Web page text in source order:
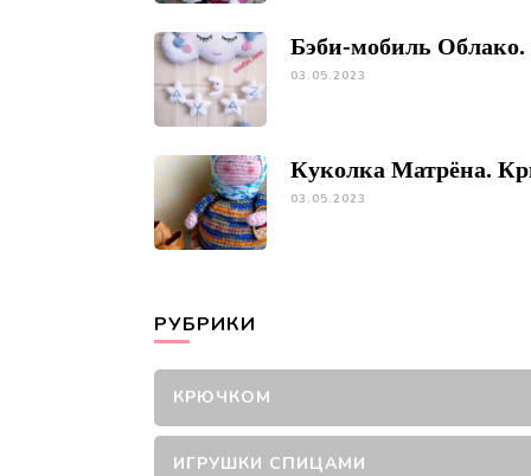
Бэби-мобиль
03.05.2023
Куколка Матрёна.
03.05.2023
РУБРИКИ
КРЮЧКОМ
ИГРУШКИ СПИЦАМИ